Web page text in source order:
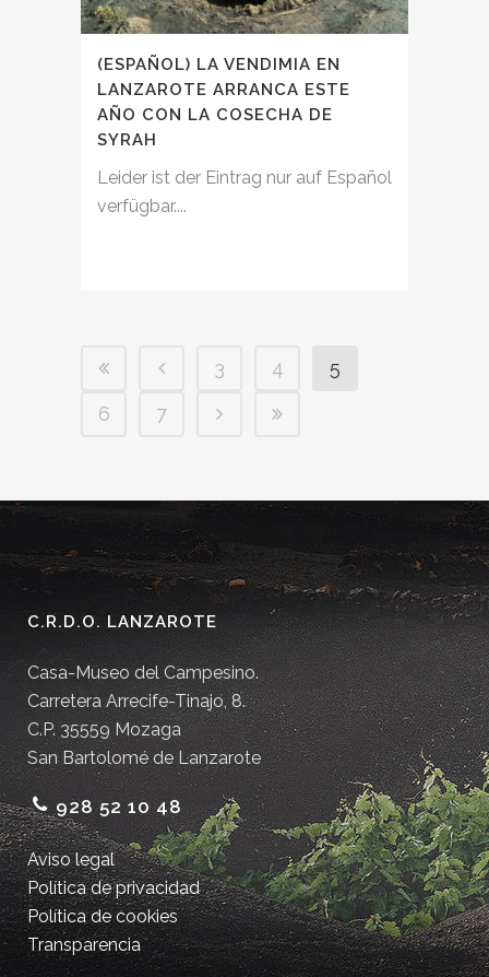
(ESPAÑOL) LA VENDIMIA EN
LANZAROTE ARRANCA ESTE
AÑO CON LA COSECHA DE
SYRAH
Leider ist der Eintrag nur auf Español
verfügbar....
3 4
5
6
7
C.R.D.O. LANZAROTE
Casa-Museo del Campesino.
Carretera Arrecife-Tinajo, 8.
C.P. 35559 Mozaga
San Bartolomé de Lanzarote
928 52 10 48
Aviso legal
Política de privacidad
Política de cookies
Transparencia